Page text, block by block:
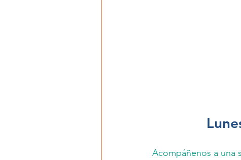
Acompáñenos a una